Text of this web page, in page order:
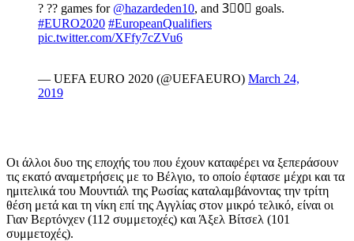
? ?? games for @hazardeden10, and 3⃣0⃣ goals.
#EURO2020 #EuropeanQualifiers
pic.twitter.com/XFfy7cZVu6
— UEFA EURO 2020 (@UEFAEURO) March 24,
2019
Οι άλλοι δυο της εποχής του που έχουν καταφέρει να ξεπεράσουν
τις εκατό αναμετρήσεις με το Βέλγιο, το οποίο έφτασε μέχρι και τα
ημιτελικά του Μουντιάλ της Ρωσίας καταλαμβάνοντας την τρίτη
θέση μετά και τη νίκη επί της Αγγλίας στον μικρό τελικό, είναι οι
Γιαν Βερτόνχεν (112 συμμετοχές) και Άξελ Βίτσελ (101
συμμετοχές).